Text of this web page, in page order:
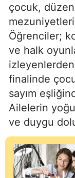
çocuk,
Öğrenciler;
ve halk
izleyenlerden
finalinde
sayım
Ailelerin
ve duygu